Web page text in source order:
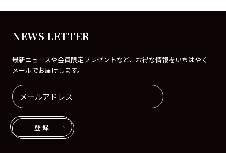
NEWS LETTER
最新ニュースや会員限定プレゼントなど、お得な情報をいちはやく
メールでお届けします。
登録